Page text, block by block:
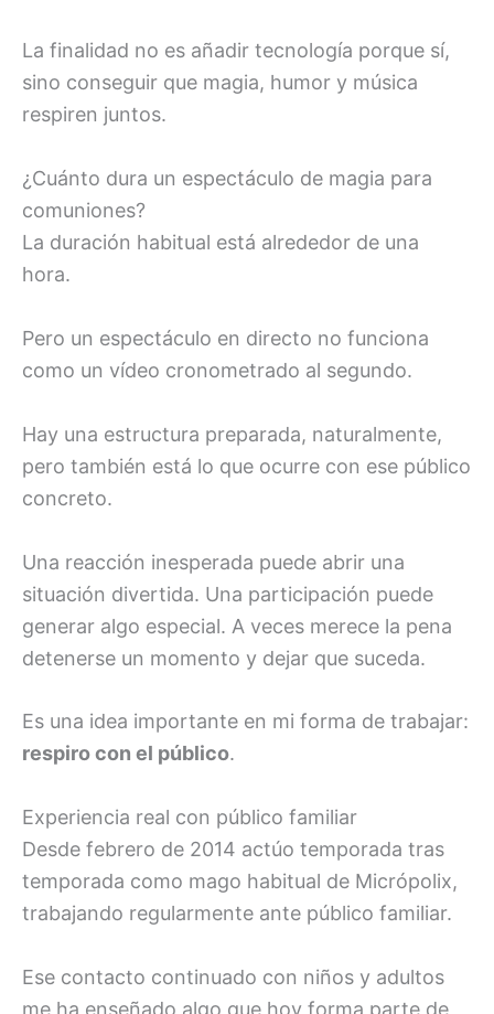
La finalidad no es añadir tecnología porque sí,
sino conseguir que magia, humor y música
respiren juntos.
¿Cuánto dura un espectáculo de magia para
comuniones?
La duración habitual está alrededor de una
hora.
Pero un espectáculo en directo no funciona
como un vídeo cronometrado al segundo.
Hay una estructura preparada, naturalmente,
pero también está lo que ocurre con ese público
concreto.
Una reacción inesperada puede abrir una
situación divertida. Una participación puede
generar algo especial. A veces merece la pena
detenerse un momento y dejar que suceda.
Es una idea importante en mi forma de trabajar:
respiro con el público.
Experiencia real con público familiar
Desde febrero de 2014 actúo temporada tras
temporada como mago habitual de Micrópolix,
trabajando regularmente ante público familiar.
Ese contacto continuado con niños y adultos
me ha enseñado algo que hoy forma parte de